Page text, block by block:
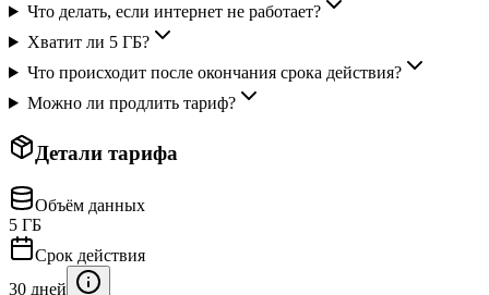
Что делать, если интернет не работает?
Хватит ли 5 ГБ?
Что происходит после окончания срока действия?
Можно ли продлить тариф?
Детали тарифа
Объём данных
5 ГБ
Срок действия
30 дней